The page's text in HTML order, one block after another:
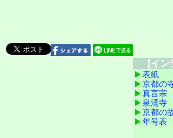
[イン
表紙
京都の
真言宗
泉涌寺
京都の
年号表